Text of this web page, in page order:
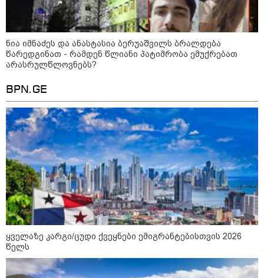
15:54 / 06-08-2026
"ბრალი არის აბურდული -
სამწუხაროა, რომ სრულიად
უდანაშაულო ბავშვის ცხოვრება
კატეგორიის ყველა სიახლე
მკითხველის რჩევით
ნია იმნაძეს და ანასტასია ბერუაშვილს ბრალდება
წარედგინათ - რამდენ წლიანი პატიმრობა ემუქრებათ
არასრულწლოვნებს?
BPN.GE
ყველაზე კარგი/ცუდი ქვეყნები ემიგრანტებისთვის 2026
წელს